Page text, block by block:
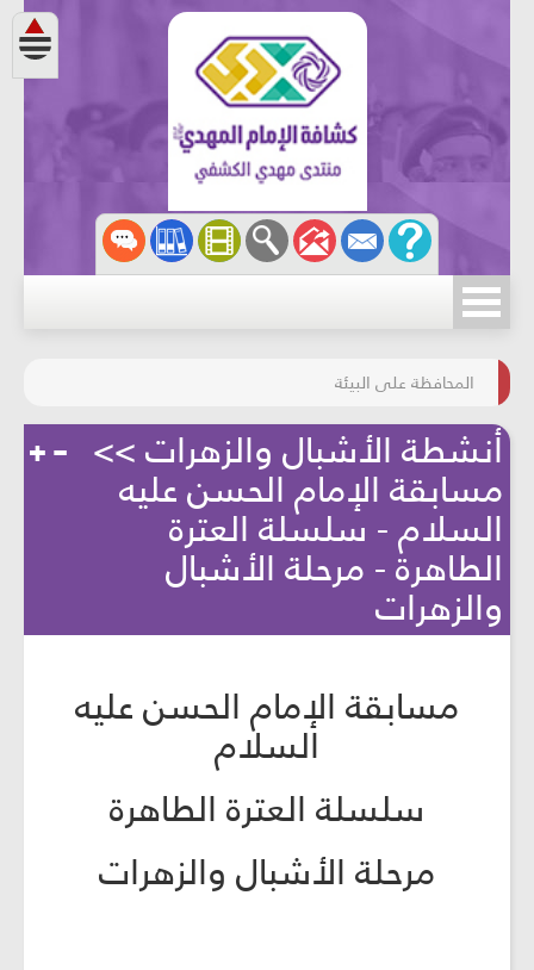
مسابقة الركب الحسينيّ
المحافظة على البيئة
أنشطة الأشبال والزهرات >>
مسابقة الإمام الحسن عليه
السلام - سلسلة العترة
الطاهرة - مرحلة الأشبال
والزهرات
مسابقة الإمام الحسن عليه
السلام
سلسلة العترة الطاهرة
مرحلة الأشبال والزهرات